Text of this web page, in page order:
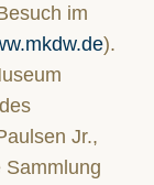
im
).
Jr.,
Sammlung